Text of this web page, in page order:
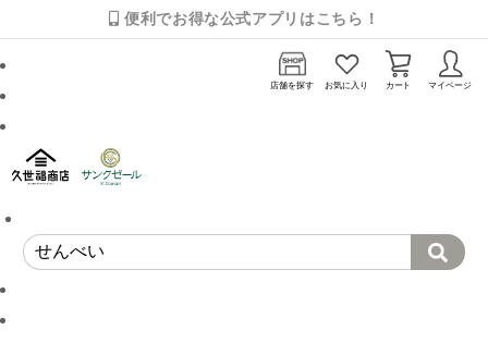
便利でお得な公式アプリはこちら！
店舗を探す お気に入り カート マイページ